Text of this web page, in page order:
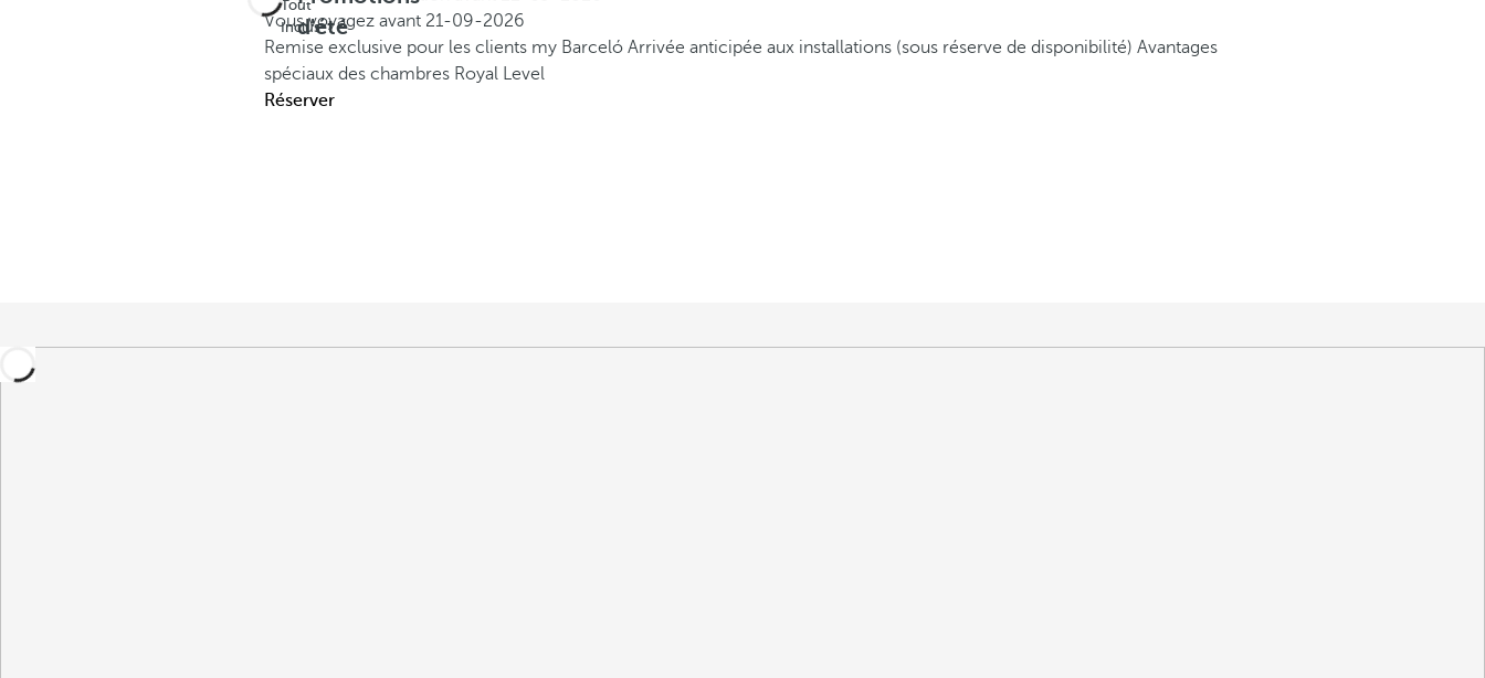
d'été
Tout
Inclus
Vous voyagez avant 21-09-2026
Remise exclusive pour les clients my Barceló Arrivée anticipée aux installations (sous réserve de disponibilité) Avantages
spéciaux des chambres Royal Level
Réserver